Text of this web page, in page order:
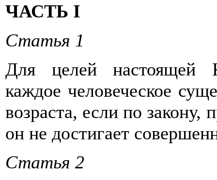
ЧАСТЬ I
Статья 1
Для целей настоящей
каждое человеческое
возраста, если по
он не достигает
Статья 2